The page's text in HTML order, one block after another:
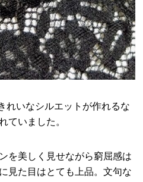
れいなシルエットが作れるな
ていました。
を美しく見せながら窮屈感は
見た目はとても上品。文句な